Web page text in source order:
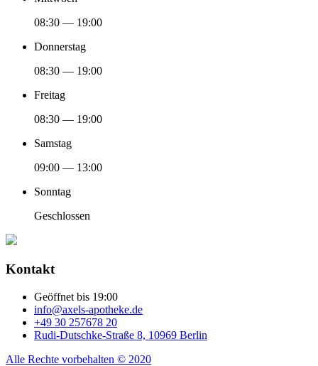
08:30 — 19:00
Donnerstag
08:30 — 19:00
Freitag
08:30 — 19:00
Samstag
09:00 — 13:00
Sonntag
Geschlossen
Kontakt
Geöffnet bis 19:00
info@axels-apotheke.de
+49 30 257678 20
Rudi-Dutschke-Straße 8, 10969 Berlin
Alle Rechte vorbehalten © 2020